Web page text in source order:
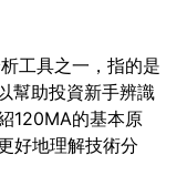
工具之一，指的是
幫助投資新手辨識
120MA的基本原
好地理解技術分